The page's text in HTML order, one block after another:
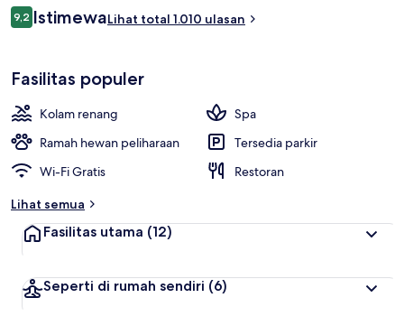
Ulasan
9,29,2 dari 10
IstimewaLihat total 1.010 ulasan
Fasilitas populer
Kolam renang
Spa
Ramah hewan peliharaan
Tersedia parkir
Wi-Fi Gratis
Restoran
Lihat semua
Fasilitas utama (12)
Seperti di rumah sendiri (6)